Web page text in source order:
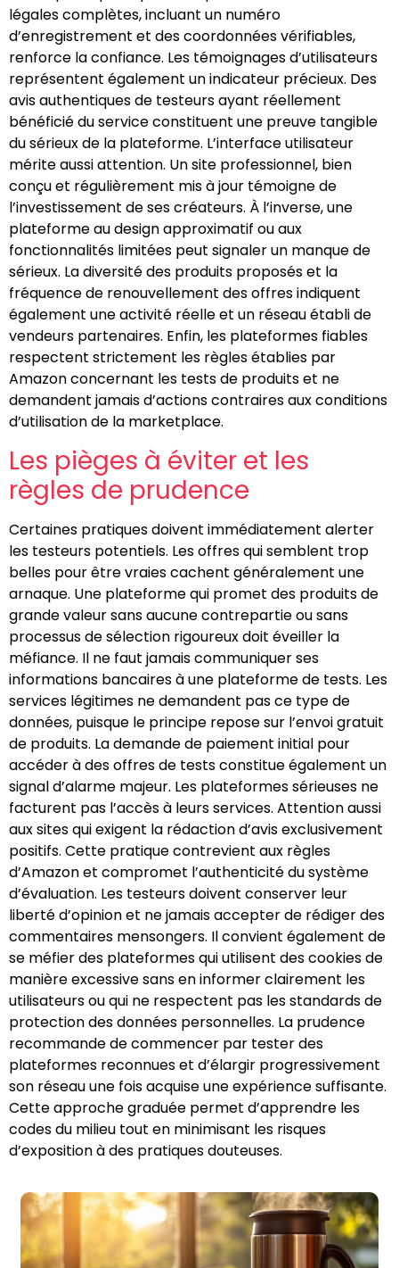
légales complètes, incluant un numéro
d’enregistrement et des coordonnées vérifiables,
renforce la confiance. Les témoignages d’utilisateurs
représentent également un indicateur précieux. Des
avis authentiques de testeurs ayant réellement
bénéficié du service constituent une preuve tangible
du sérieux de la plateforme. L’interface utilisateur
mérite aussi attention. Un site professionnel, bien
conçu et régulièrement mis à jour témoigne de
l’investissement de ses créateurs. À l’inverse, une
plateforme au design approximatif ou aux
fonctionnalités limitées peut signaler un manque de
sérieux. La diversité des produits proposés et la
fréquence de renouvellement des offres indiquent
également une activité réelle et un réseau établi de
vendeurs partenaires. Enfin, les plateformes fiables
respectent strictement les règles établies par
Amazon concernant les tests de produits et ne
demandent jamais d’actions contraires aux conditions
d’utilisation de la marketplace.
Les pièges à éviter et les
règles de prudence
Certaines pratiques doivent immédiatement alerter
les testeurs potentiels. Les offres qui semblent trop
belles pour être vraies cachent généralement une
arnaque. Une plateforme qui promet des produits de
grande valeur sans aucune contrepartie ou sans
processus de sélection rigoureux doit éveiller la
méfiance. Il ne faut jamais communiquer ses
informations bancaires à une plateforme de tests. Les
services légitimes ne demandent pas ce type de
données, puisque le principe repose sur l’envoi gratuit
de produits. La demande de paiement initial pour
accéder à des offres de tests constitue également un
signal d’alarme majeur. Les plateformes sérieuses ne
facturent pas l’accès à leurs services. Attention aussi
aux sites qui exigent la rédaction d’avis exclusivement
positifs. Cette pratique contrevient aux règles
d’Amazon et compromet l’authenticité du système
d’évaluation. Les testeurs doivent conserver leur
liberté d’opinion et ne jamais accepter de rédiger des
commentaires mensongers. Il convient également de
se méfier des plateformes qui utilisent des cookies de
manière excessive sans en informer clairement les
utilisateurs ou qui ne respectent pas les standards de
protection des données personnelles. La prudence
recommande de commencer par tester des
plateformes reconnues et d’élargir progressivement
son réseau une fois acquise une expérience suffisante.
Cette approche graduée permet d’apprendre les
codes du milieu tout en minimisant les risques
d’exposition à des pratiques douteuses.